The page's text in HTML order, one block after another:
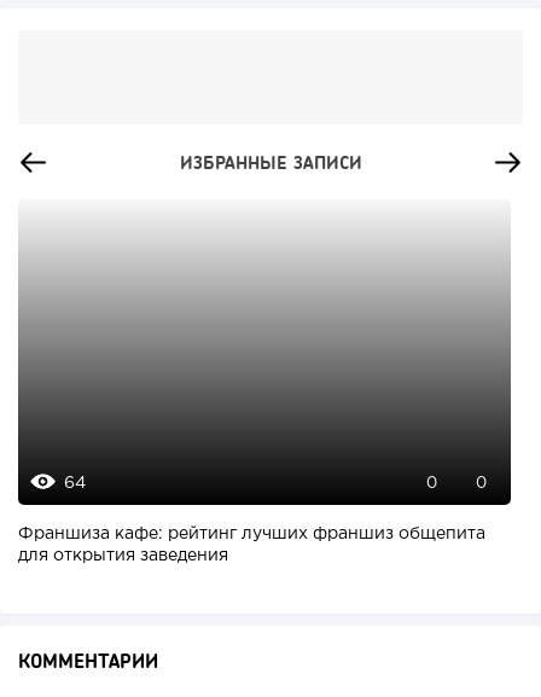
ИЗБРАННЫЕ ЗАПИСИ
64 0 0
Франшиза кафе: рейтинг лучших франшиз общепита
для открытия заведения
КОММЕНТАРИИ